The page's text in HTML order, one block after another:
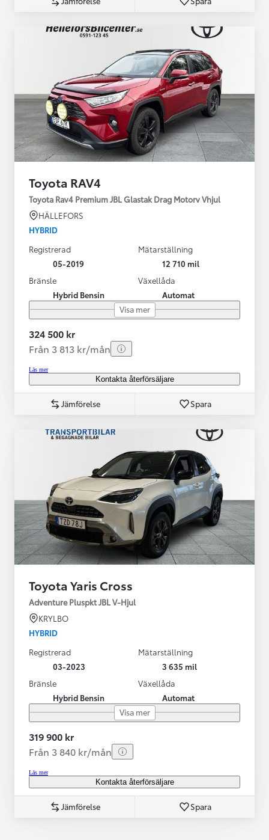
Toyota RAV4
Toyota Rav4 Premium JBL Glastak Drag Motorv Vhjul
HÄLLEFORS
HYBRID
Registrerad
05-2019
Mätarställning
12 710 mil
Bränsle
Hybrid Bensin
Växellåda
Automat
Visa mer
324 500 kr
Från 3 813 kr/mån
Läs mer
Kontakta återförsäljare
Jämförelse Spara
Toyota Yaris Cross
Adventure Pluspkt JBL V-Hjul
KRYLBO
HYBRID
Registrerad
03-2023
Mätarställning
3 635 mil
Bränsle
Hybrid Bensin
Växellåda
Automat
Visa mer
319 900 kr
Från 3 840 kr/mån
Läs mer
Kontakta återförsäljare
Jämförelse Spara